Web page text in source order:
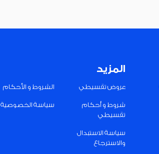
المزيد
عروض تقسيطي الشروط و الأحكام
شروط و أحكام
تقسيطي
سياسة الخصوصية
سياسة الاستبدال
والاسترجاع